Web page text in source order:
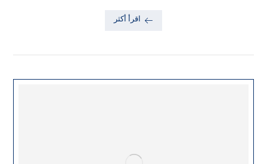
اقرأ أكثر